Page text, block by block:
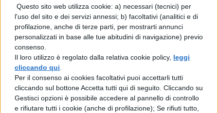
Questo sito web utilizza cookie: a) necessari (tecnici) per
l'uso del sito e dei servizi annessi; b) facoltativi (analitici e di
profilazione, anche di terze parti, per mostrarti annunci
personalizzati in base alle tue abitudini di navigazione) previo
consenso.
Il loro utilizzo è regolato dalla relativa cookie policy, leggi
cliccando qui
Per il consenso ai cookies facoltativi puoi accettarli tutti
cliccando sul bottone Accetta tutti qui di seguito. Cliccando su
Gestisci opzioni è possibile accedere al pannello di controllo
e rifiutare tutti i cookie (anche di profilazione); Se rifiuti tutto,
Arctic Monkeys
Beyoncé & Jay-Z
Imagine Dragons
Roger Waters
Thirty Seconds To Mars
U2